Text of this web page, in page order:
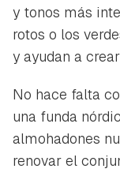
y tonos más
rotos o los
y ayudan a
No hace falta
una funda
almohadones
renovar el